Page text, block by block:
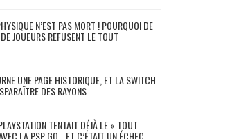
N’EST PAS MORT ! POURQUOI DE
JOUEURS REFUSENT LE TOUT
UNE PAGE HISTORIQUE, ET LA SWITCH
DES RAYONS
TENTAIT DÉJÀ LE « TOUT
LA PSP GO… ET C’ÉTAIT UN ÉCHEC